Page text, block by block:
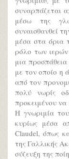
συναρπάζεται
μέσω της
συναισθανθεί
μέσα στα όρια
ρόλο των
μια
με τον οποίο η
από τον
πολύ νωρίς
προκειμένου να
Η γνωριμία
κυρίως μέσα
Claudel, όπως
της Γαλλικής
σύζευξη της